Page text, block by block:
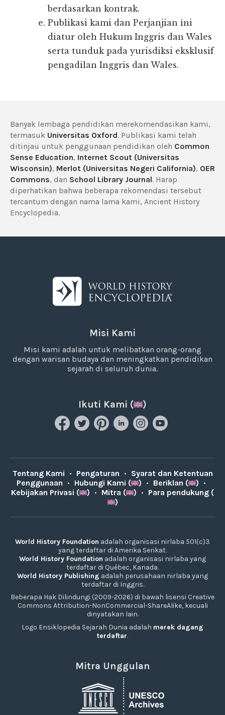
berdasarkan kontrak.
Publikasi kami dan Perjanjian ini
diatur oleh Hukum Inggris dan Wales
serta tunduk pada yurisdiksi eksklusif
pengadilan Inggris dan Wales.
Banyak lembaga pendidikan merekomendasikan kami,
termasuk Universitas Oxford. Publikasi kami telah
ditinjau untuk penggunaan pendidikan oleh Common
Sense Education, Internet Scout (Universitas
Wisconsin), Merlot (Universitas Negeri California), OER
Commons, dan School Library Journal. Harap
diperhatikan bahwa beberapa rekomendasi tersebut
tercantum dengan nama lama kami, Ancient History
Encyclopedia.
Misi Kami
Misi kami adalah untuk melibatkan orang-orang
dengan warisan budaya dan meningkatkan pendidikan
sejarah di seluruh dunia.
Ikuti Kami ( )
Tentang Kami • Pengaturan • Syarat dan Ketentuan
Penggunaan • Hubungi Kami ( ) • Beriklan ( ) •
Kebijakan Privasi (
) • Mitra ( ) • Para pendukung (
)
World History Foundation adalah organisasi nirlaba 501(c)3
yang terdaftar di Amerika Serikat.
World History Foundation adalah organisasi nirlaba yang
terdaftar di Québec, Kanada.
World History Publishing adalah perusahaan nirlaba yang
terdaftar di Inggris.
Beberapa Hak Dilindungi (2009-2026) di bawah lisensi Creative
Commons Attribution-NonCommercial-ShareAlike, kecuali
dinyatakan lain.
Logo Ensiklopedia Sejarah Dunia adalah merek dagang
terdaftar.
Mitra Unggulan